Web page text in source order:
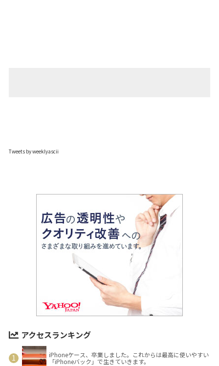
Tweets by weeklyascii
アクセスランキング
iPhoneケース、卒業しました。これからは最高に使いやすい
「iPhoneバック」で生きていきます。